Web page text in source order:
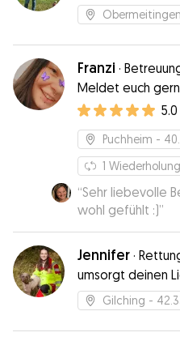
war immer sehr
tolle Bilder
wieder!!! Danke!!!”
Obermeitingen
Franzi ·
Meldet euch
5.0
Puchheim -
1
“Sehr liebevolle
wohl gefühlt :)”
Jennifer ·
umsorgt deinen
Gilching -